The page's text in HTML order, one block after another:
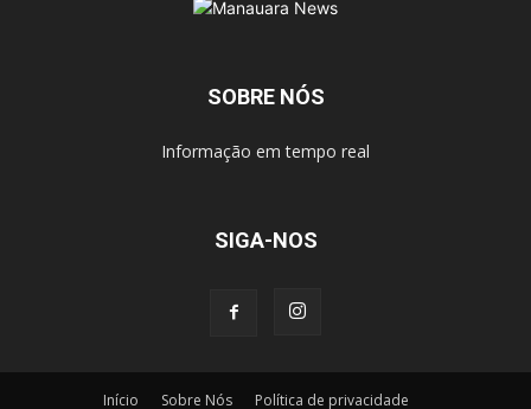
SOBRE NÓS
Informação em tempo real
SIGA-NOS
Início Sobre Nós Política de privacidade